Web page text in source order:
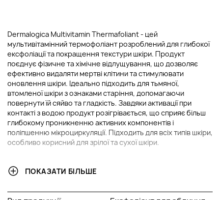
Dermalogica Multivitamin Thermafoliant - цей
мультивітамінний термофоліант розроблений для глибокої
ексфоліації та покращення текстури шкіри. Продукт
поєднує фізичне та хімічне відлущування, що дозволяє
ефективно видаляти мертві клітини та стимулювати
оновлення шкіри. Ідеально підходить для тьмяної,
втомленої шкіри з ознаками старіння, допомагаючи
повернути їй сяйво та гладкість. Завдяки активації при
контакті з водою продукт розігрівається, що сприяє більш
глибокому проникненню активних компонентів і
поліпшенню мікроциркуляції. Підходить для всіх типів шкіри,
особливо корисний для зрілої та сухої шкіри.
ОСНОВНІ ІНГРЕДІЄНТИ ТА ЇХ ПЕРЕВАГИ:
синтез колагену, що допомагає зменшити
ПОКАЗАТИ БІЛЬШЕ